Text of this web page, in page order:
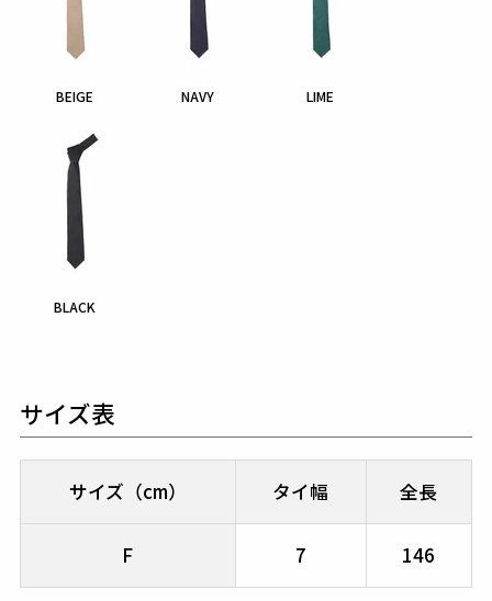
BEIGE NAVY LIME
BLACK
サイズ表
サイズ（cm） タイ幅 全長
F 7 146